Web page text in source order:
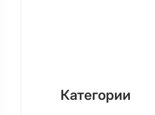
Категории